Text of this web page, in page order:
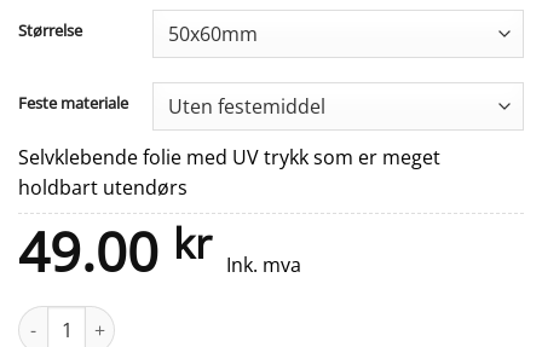
Størrelse
Feste materiale
Selvklebende folie med UV trykk som er meget
holdbart utendørs
49.00 kr Ink. mva
Fraksjonsmerker - Avfallssortering (Store fritidsbåter) antall